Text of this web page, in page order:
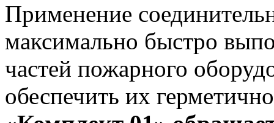
Применение
максимально быстро
частей пожарного
обеспечить их